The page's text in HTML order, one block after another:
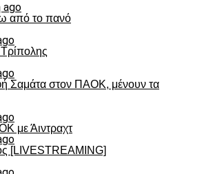
ago
από το πανό
Σαμάτα στον ΠΑΟΚ, μένουν τα
με Άιντραχτ
[LIVESTREAMING]